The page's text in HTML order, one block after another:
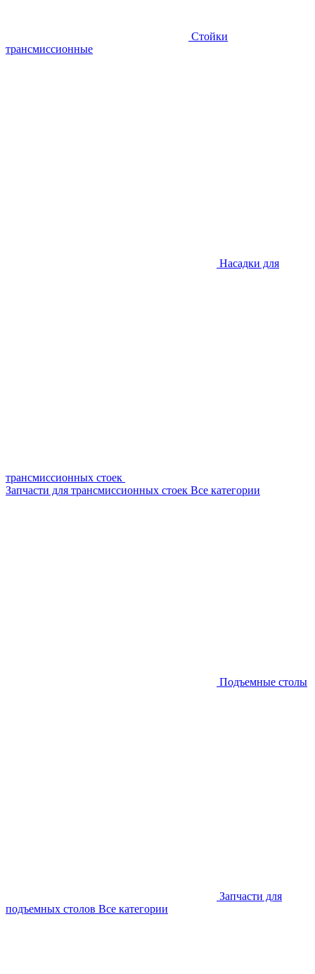
Стойки
трансмиссионные
Насадки для
трансмиссионных стоек
Запчасти для трансмиссионных стоек Все категории
Подъемные столы
Запчасти для
подъемных столов Все категории